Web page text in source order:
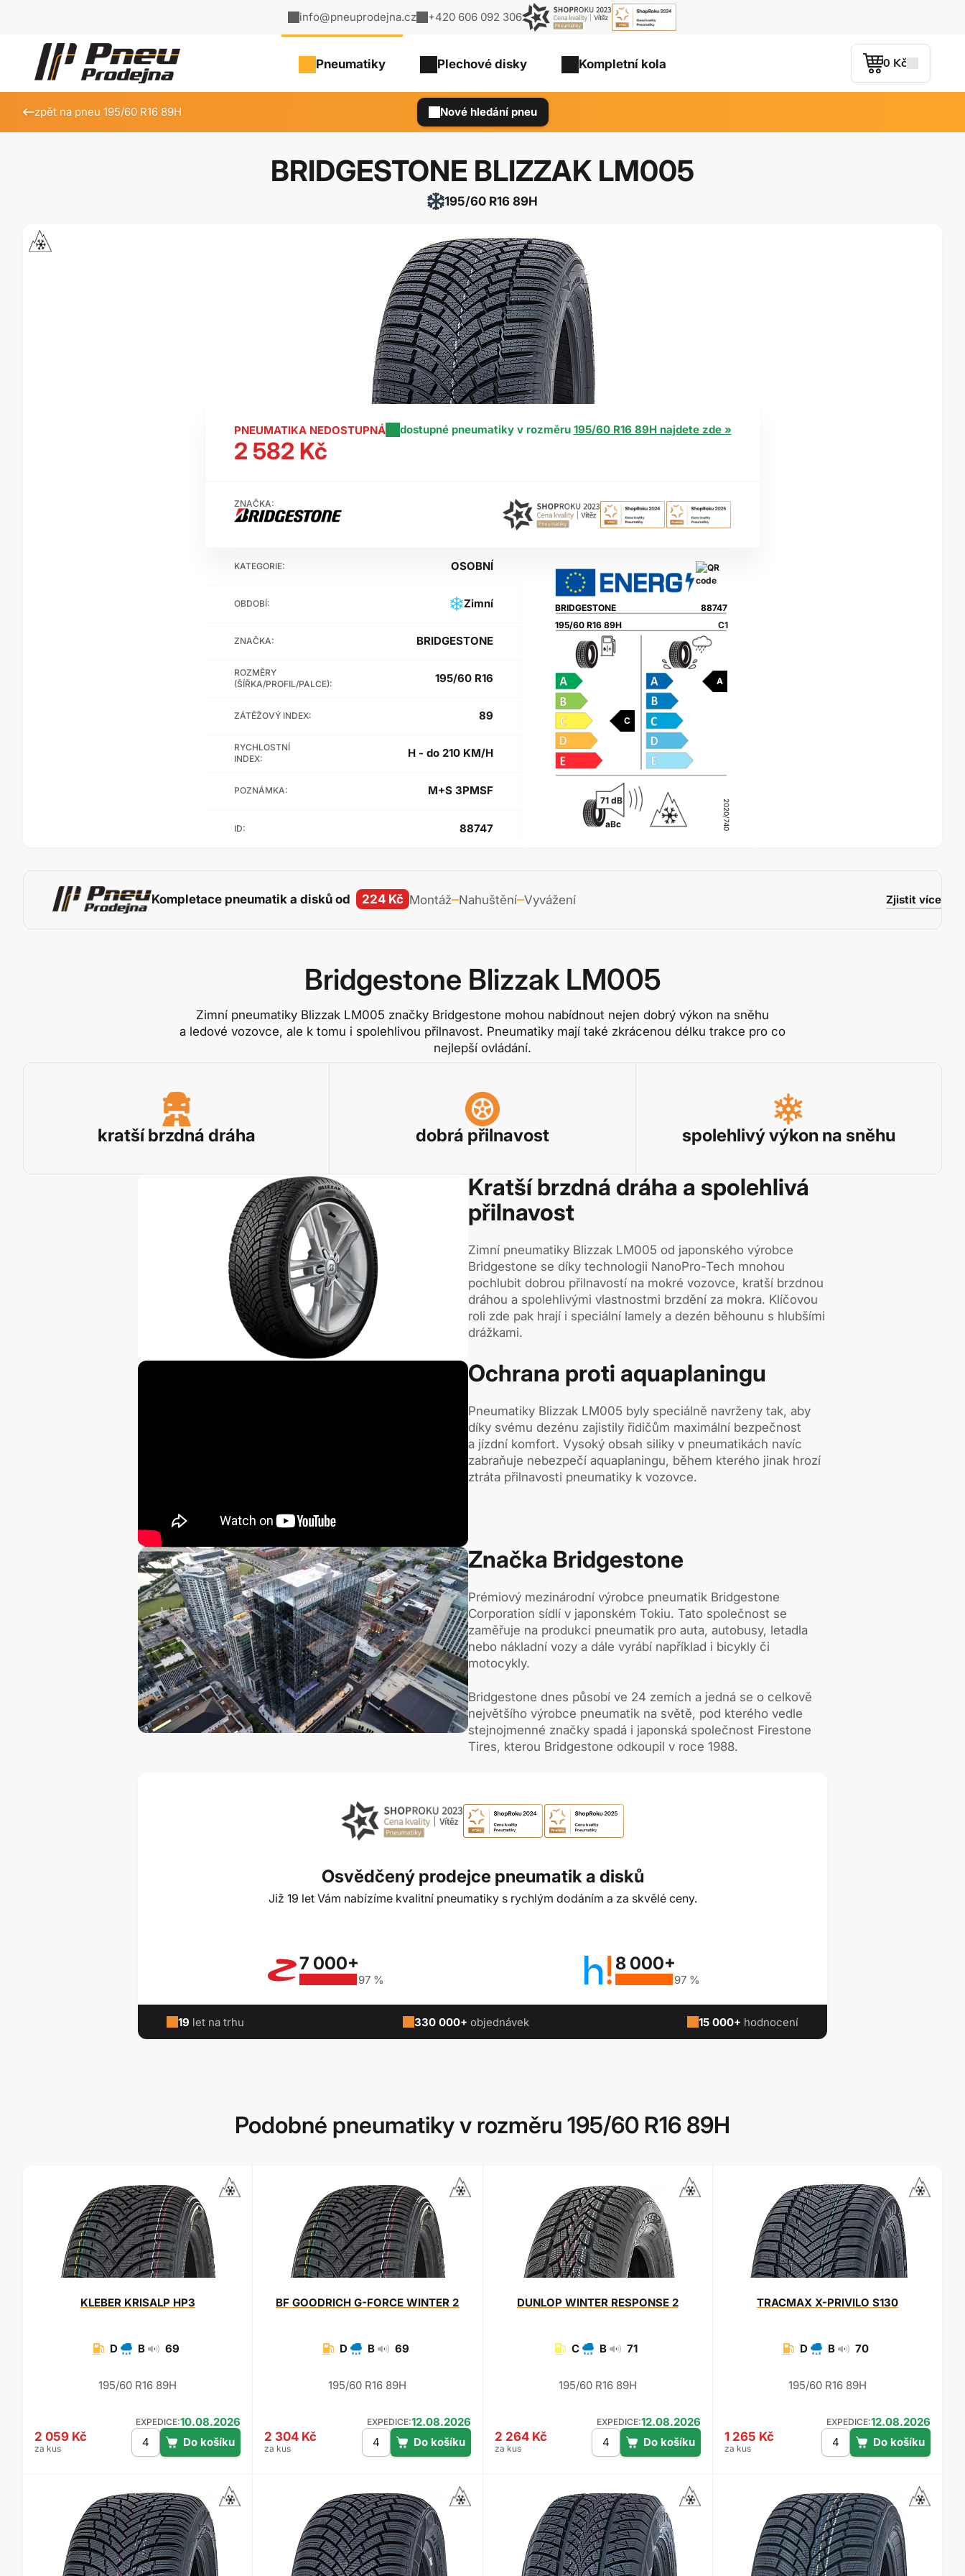
0 Kč
Pneumatiky Plechové disky Kompletní kola
info@pneuprodejna.cz +420 606 092 306
Nové hledání pneu
zpět na pneu 195/60 R16 89H
BRIDGESTONE BLIZZAK LM005
195/60 R16 89H
KATEGORIE: OSOBNÍ
OBDOBÍ: Zimní
ZNAČKA: BRIDGESTONE
ROZMĚRY
(ŠÍŘKA/PROFIL/PALCE):
195/60 R16
ZÁTĚŽOVÝ INDEX: 89
RYCHLOSTNÍ
INDEX:
H - do 210 KM/H
POZNÁMKA: M+S 3PMSF
ID: 88747
195/60 R16 89H
BRIDGESTONE 88747
C
A
71 dB
C1
2020/740
aBc
PNEUMATIKA NEDOSTUPNÁ dostupné pneumatiky v rozměru 195/60 R16 89H najdete zde »
2 582 Kč
ZNAČKA:
Kompletace pneumatik a disků od 224 Kč Montáž Nahuštění Vyvážení Zjistit více
Bridgestone Blizzak LM005
Zimní pneumatiky Blizzak LM005 značky Bridgestone mohou nabídnout nejen dobrý výkon na sněhu
a ledové vozovce, ale k tomu i spolehlivou přilnavost. Pneumatiky mají také zkrácenou délku trakce pro co
nejlepší ovládání.
kratší brzdná dráha dobrá přilnavost spolehlivý výkon na sněhu
Kratší brzdná dráha a spolehlivá
přilnavost
Zimní pneumatiky Blizzak LM005 od japonského výrobce
Bridgestone se díky technologii NanoPro-Tech mnohou
pochlubit dobrou přilnavostí na mokré vozovce, kratší brzdnou
dráhou a spolehlivými vlastnostmi brzdění za mokra. Klíčovou
roli zde pak hrají i speciální lamely a dezén běhounu s hlubšími
drážkami.
Ochrana proti aquaplaningu
Pneumatiky Blizzak LM005 byly speciálně navrženy tak, aby
díky svému dezénu zajistily řidičům maximální bezpečnost
a jízdní komfort. Vysoký obsah siliky v pneumatikách navíc
zabraňuje nebezpečí aquaplaningu, během kterého jinak hrozí
ztráta přilnavosti pneumatiky k vozovce.
Značka Bridgestone
Prémiový mezinárodní výrobce pneumatik Bridgestone
Corporation sídlí v japonském Tokiu. Tato společnost se
zaměřuje na produkci pneumatik pro auta, autobusy, letadla
nebo nákladní vozy a dále vyrábí například i bicykly či
motocykly.
Bridgestone dnes působí ve 24 zemích a jedná se o celkově
největšího výrobce pneumatik na světě, pod kterého vedle
stejnojmenné značky spadá i japonská společnost Firestone
Tires, kterou Bridgestone odkoupil v roce 1988.
Osvědčený prodejce pneumatik a disků
Již 19 let Vám nabízíme kvalitní pneumatiky s rychlým dodáním a za skvělé ceny.
7 000+
97 %
8 000+
97 %
19 let na trhu 330 000+ objednávek 15 000+ hodnocení
Podobné pneumatiky v rozměru 195/60 R16 89H
KLEBERKRISALP HP3
D B 69
195/60 R16 89H
EXPEDICE:10.08.2026
2 059 Kč
za kus
BF GOODRICH G-FORCE WINTER 2
D B 69
195/60 R16 89H
EXPEDICE:12.08.2026
2 304 Kč
za kus
DUNLOPWINTER RESPONSE 2
C B 71
195/60 R16 89H
EXPEDICE:12.08.2026
2 264 Kč
za kus
TRACMAX X-PRIVILO S130
D B 70
195/60 R16 89H
EXPEDICE:12.08.2026
1 265 Kč
za kus